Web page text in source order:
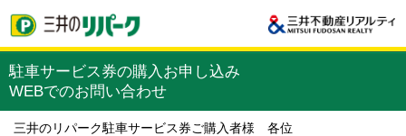
駐車サービス券の購入お申し込み
WEBでのお問い合わせ
三井のリパーク駐車サービス券ご購入者様 各位